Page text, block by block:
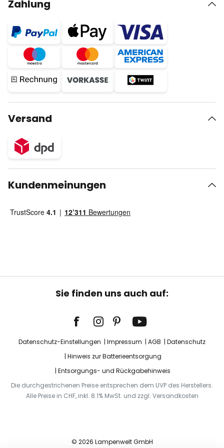
Zahlung
Versand
Kundenmeinungen
Sie finden uns auch auf:
Datenschutz-Einstellungen Impressum AGB
Datenschutz
Hinweis zur Batterieentsorgung
Entsorgungs- und Rückgabehinweis
Die durchgestrichenen Preise entsprechen dem UVP des Herstellers.
Alle Preise in CHF, inkl. 8.1% MwSt. und zzgl. Versandkosten
© 2026 Lampenwelt GmbH